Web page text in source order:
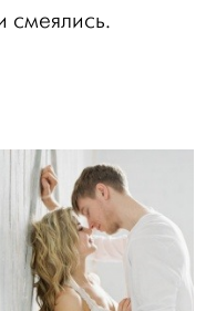
смеялись.